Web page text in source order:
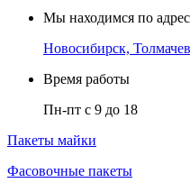
Мы находимся по
Новосибирск,
Время работы
Пн-пт с 9 до 18
Пакеты майки
Фасовочные пакеты